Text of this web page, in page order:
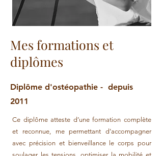
Mes formations et
diplômes
Diplôme d'ostéopathie - depuis
2011
Ce diplôme atteste d’une formation complète
et reconnue, me permettant d’accompagner
avec précision et bienveillance le corps pour